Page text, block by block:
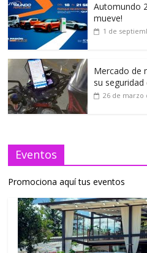
Automundo
mueve!
1 de
Mercado de
su
26 de marzo
Eventos
Promociona aquí tus eventos